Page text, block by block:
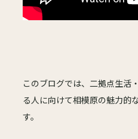
このブログでは、二拠点生活
る人に向けて相模原の魅力的
す。